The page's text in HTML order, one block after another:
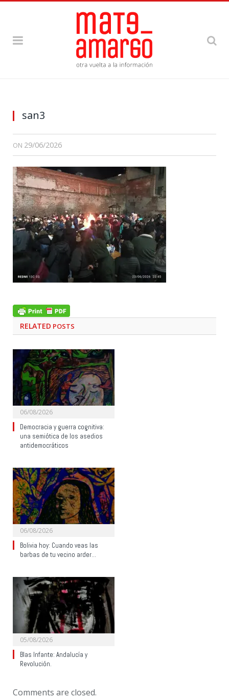
san3
ON 29/06/2026
RELATED POSTS
06/08/2026
Democracia y guerra cognitiva:
una semiótica de los asedios
antidemocráticos
06/08/2026
Bolivia hoy: Cuando veas las
barbas de tu vecino arder…
05/08/2026
Blas Infante: Andalucía y
Revolución.
Comments are closed.